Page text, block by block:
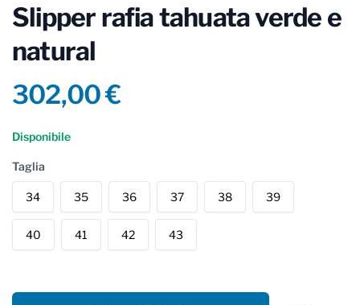
Slipper rafia tahuata verde e
natural
Product information
302,00 €
Reviews
Disponibile
Taglia
34 35 36 37 38 39
40 41 42 43